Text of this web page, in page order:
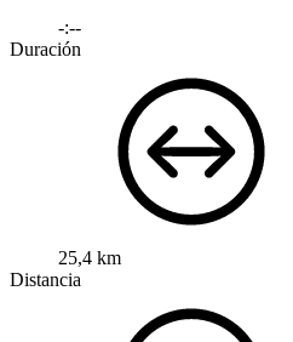
-:--
Duración
25,4 km
Distancia